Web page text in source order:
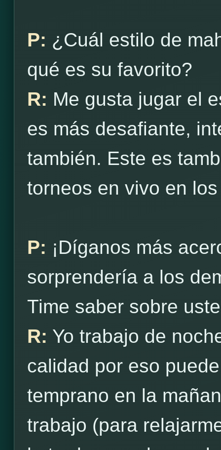
P: ¿Cuál estilo de
qué es su favorito?
R: Me gusta jugar el
es más desafiante,
también. Este es
torneos en vivo en
P: ¡Díganos más
sorprendería a los
Time saber sobre
R: Yo trabajo de
calidad por eso
temprano en la
trabajo (para